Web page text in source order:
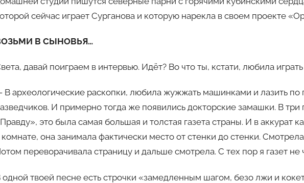
сейчас играет Сурганова и которую нарекла в своем проекте
В СЫНОВЬЯ…
давай поиграем в интервью. Идёт? Во что ты, кстати, любила играть
В археологические раскопки, любила жужжать машинками и лазить по
И примерно тогда же появились докторские замашки. В три
это была самая большая и толстая газета страны. И в аккурат
комнате, она занимала фактически место от стенки до стенки.
переворачивала страницу и дальше смотрела. С тех пор я газет не
одной твоей песне есть строчки «замедленным шагом, безо лжи и